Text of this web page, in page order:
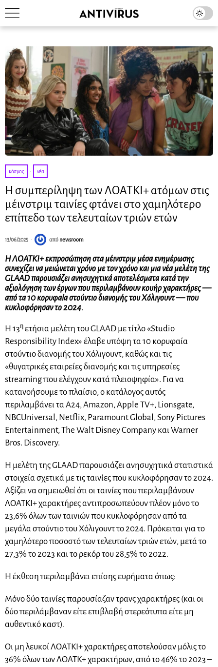
κόσμος · νέα
Η συμπερίληψη των ΛΟΑΤΚΙ+ ατόμων στις
μέινστριμ ταινίες φτάνει στο χαμηλότερο
επίπεδο των τελευταίων τριών ετών
13/06/2025 από newsroom
Η ΛΟΑΤΚΙ+ εκπροσώπηση στα μέινστριμ μέσα ενημέρωσης
συνεχίζει να μειώνεται χρόνο με τον χρόνο και μια νέα μελέτη της
GLAAD παρουσιάζει ανησυχητικά αποτελέσματα κατά την
αξιολόγηση των έργων που περιλαμβάνουν κουήρ χαρακτήρες —
από τα 10 κορυφαία στούντιο διανομής του Χόλιγουντ — που
κυκλοφόρησαν το 2024.
Η 13η ετήσια μελέτη του GLAAD με τίτλο «Studio
Responsibility Index» έλαβε υπόψη τα 10 κορυφαία
στούντιο διανομής του Χόλιγουντ, καθώς και τις
«θυγατρικές εταιρείες διανομής και τις υπηρεσίες
streaming που ελέγχουν κατά πλειοψηφία». Για να
κατανοήσουμε το πλαίσιο, ο κατάλογος αυτός
περιλαμβάνει τα A24, Amazon, Apple TV+, Lionsgate,
NBCUniversal, Netflix, Paramount Global, Sony Pictures
Entertainment, The Walt Disney Company και Warner
Bros. Discovery.
Η μελέτη της GLAAD παρουσιάζει ανησυχητικά στατιστικά
στοιχεία σχετικά με τις ταινίες που κυκλοφόρησαν το 2024.
Αξίζει να σημειωθεί ότι οι ταινίες που περιλαμβάνουν
ΛΟΑΤΚΙ+ χαρακτήρες αντιπροσωπεύουν πλέον μόνο το
23,6% όλων των ταινιών που κυκλοφόρησαν από τα
μεγάλα στούντιο του Χόλιγουντ το 2024. Πρόκειται για το
χαμηλότερο ποσοστό των τελευταίων τριών ετών, μετά το
27,3% το 2023 και το ρεκόρ του 28,5% το 2022.
Η έκθεση περιλαμβάνει επίσης ευρήματα όπως:
Μόνο δύο ταινίες παρουσίαζαν τρανς χαρακτήρες (και οι
δύο περιλάμβαναν είτε επιβλαβή στερεότυπα είτε μη
αυθεντικό καστ).
Οι μη λευκοί ΛΟΑΤΚΙ+ χαρακτήρες αποτελούσαν μόλις το
36% όλων των ΛΟΑΤΚ+ χαρακτήρων, από το 46% το 2023 –